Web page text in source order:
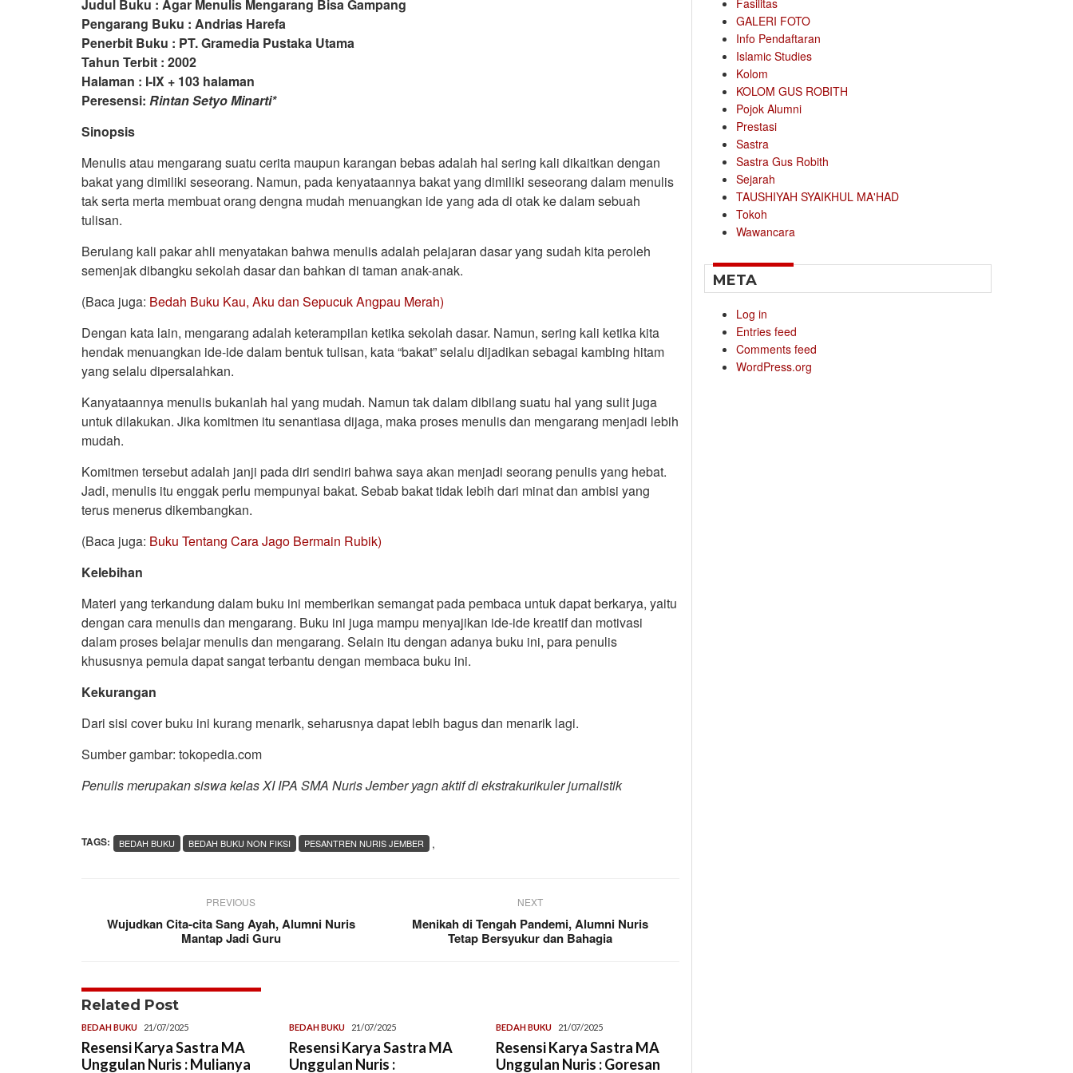
Judul Buku : Agar Menulis Mengarang Bisa Gampang
Pengarang Buku : Andrias Harefa
Penerbit Buku : PT. Gramedia Pustaka Utama
Tahun Terbit : 2002
Halaman : I-IX + 103 halaman
Peresensi: Rintan Setyo Minarti*
Sinopsis
Menulis atau mengarang suatu cerita maupun karangan bebas adalah hal sering kali dikaitkan dengan
bakat yang dimiliki seseorang. Namun, pada kenyataannya bakat yang dimiliki seseorang dalam menulis
tak serta merta membuat orang dengna mudah menuangkan ide yang ada di otak ke dalam sebuah
tulisan.
Berulang kali pakar ahli menyatakan bahwa menulis adalah pelajaran dasar yang sudah kita peroleh
semenjak dibangku sekolah dasar dan bahkan di taman anak-anak.
(Baca juga: Bedah Buku Kau, Aku dan Sepucuk Angpau Merah)
Dengan kata lain, mengarang adalah keterampilan ketika sekolah dasar. Namun, sering kali ketika kita
hendak menuangkan ide-ide dalam bentuk tulisan, kata “bakat” selalu dijadikan sebagai kambing hitam
yang selalu dipersalahkan.
Kanyataannya menulis bukanlah hal yang mudah. Namun tak dalam dibilang suatu hal yang sulit juga
untuk dilakukan. Jika komitmen itu senantiasa dijaga, maka proses menulis dan mengarang menjadi lebih
mudah.
Komitmen tersebut adalah janji pada diri sendiri bahwa saya akan menjadi seorang penulis yang hebat.
Jadi, menulis itu enggak perlu mempunyai bakat. Sebab bakat tidak lebih dari minat dan ambisi yang
terus menerus dikembangkan.
(Baca juga: Buku Tentang Cara Jago Bermain Rubik)
Kelebihan
Materi yang terkandung dalam buku ini memberikan semangat pada pembaca untuk dapat berkarya, yaitu
dengan cara menulis dan mengarang. Buku ini juga mampu menyajikan ide-ide kreatif dan motivasi
dalam proses belajar menulis dan mengarang. Selain itu dengan adanya buku ini, para penulis
khususnya pemula dapat sangat terbantu dengan membaca buku ini.
Kekurangan
Dari sisi cover buku ini kurang menarik, seharusnya dapat lebih bagus dan menarik lagi.
Sumber gambar: tokopedia.com
Penulis merupakan siswa kelas XI IPA SMA Nuris Jember yagn aktif di ekstrakurikuler jurnalistik
TAGS: ,
BEDAH BUKU BEDAH BUKU NON FIKSI PESANTREN NURIS JEMBER
PREVIOUS
Wujudkan Cita-cita Sang Ayah, Alumni Nuris
Mantap Jadi Guru
NEXT
Menikah di Tengah Pandemi, Alumni Nuris
Tetap Bersyukur dan Bahagia
Related Post
BEDAH BUKU 21/07/2025
Resensi Karya Sastra MA
Unggulan Nuris : Mulianya
BEDAH BUKU 21/07/2025
Resensi Karya Sastra MA
Unggulan Nuris :
BEDAH BUKU 21/07/2025
Resensi Karya Sastra MA
Unggulan Nuris : Goresan
Fasilitas
GALERI FOTO
Info Pendaftaran
Islamic Studies
Kolom
KOLOM GUS ROBITH
Pojok Alumni
Prestasi
Sastra
Sastra Gus Robith
Sejarah
TAUSHIYAH SYAIKHUL MA'HAD
Tokoh
Wawancara
META
Log in
Entries feed
Comments feed
WordPress.org